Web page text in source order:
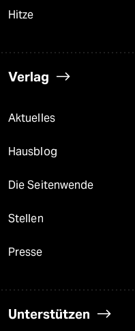
Hitze
Verlag
Aktuelles
Hausblog
Die Seitenwende
Stellen
Presse
Unterstützen